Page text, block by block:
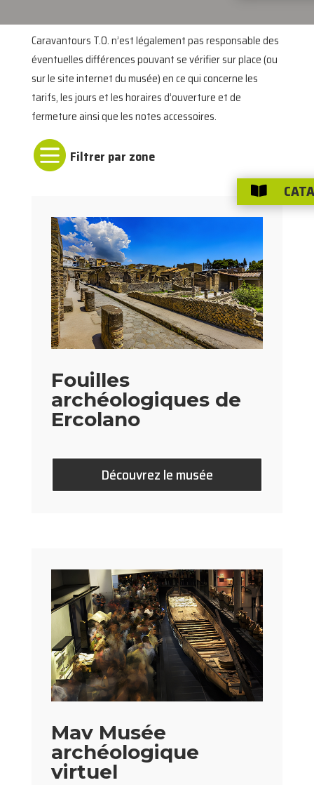
Caravantours T.O. n’est légalement pas responsable des
éventuelles différences pouvant se vérifier sur place (ou
sur le site internet du musée) en ce qui concerne les
tarifs, les jours et les horaires d’ouverture et de
fermeture ainsi que les notes accessoires.

Fouilles
archéologiques de
Ercolano
Découvrez le musée
Mav Musée
archéologique
virtuel
